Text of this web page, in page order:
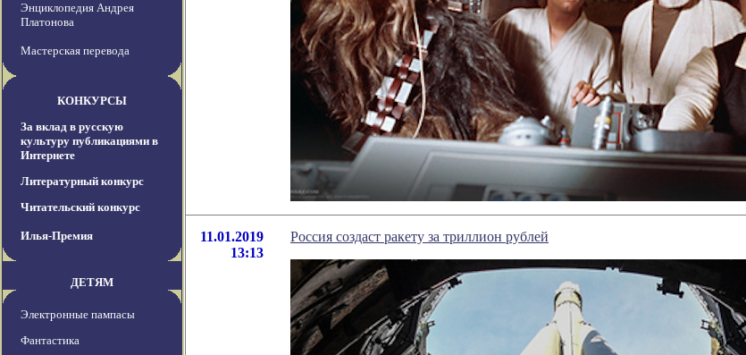
Энциклопедия Андрея
Платонова
Мастерская перевода
КОНКУРСЫ
За вклад в русскую
культуру публикациями в
Интернете
Литературный конкурс
Читательский конкурс
Илья-Премия
ДЕТЯМ
Электронные пампасы
Фантастика
11.01.2019
13:13
Россия создаст ракету за триллион рублей